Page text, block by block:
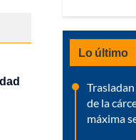
Lo último
de la
máxima